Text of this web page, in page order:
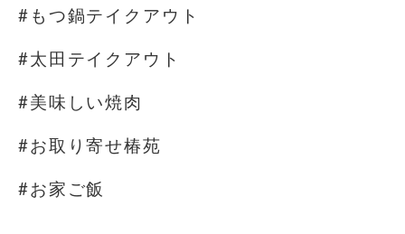
#もつ鍋テイクアウト
#太田テイクアウト
#美味しい焼肉
#お取り寄せ椿苑
#お家ご飯